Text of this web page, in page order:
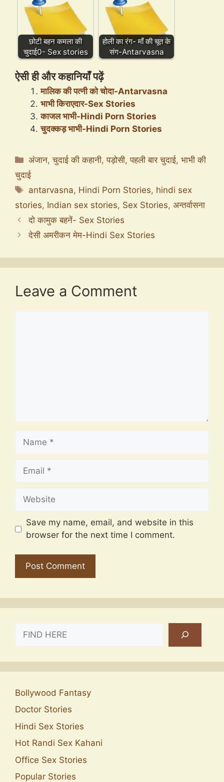
छोटी बहन कमला की
चुदाई0- Sex stories
होली का रंग- माँ की चूत के
संग-Antarvasna
ऐसी ही और कहानियाँ पढ़ें
मालिक की पत्नी को चोदा-Antarvasna
भाभी किराएदार-Sex Stories
काजल भाभी-Hindi Porn Stories
चुदक्कड़ भाभी-Hindi Porn Stories
Categories
अंजान,चुदाई की कहानी,पड़ोसी,पहली बार चुदाई,भाभी की
चुदाई
Tags
antarvasna, Hindi Porn Stories, hindi sex
stories, Indian sex stories, Sex Stories, अन्तर्वासना
दो कामुक बहनें- Sex Stories
देसी अमरीकन मेम-Hindi Sex Stories
Leave a Comment
Name
Email
Website
Save my name, email, and website in this
browser for the next time I comment.
Bollywood Fantasy
Doctor Stories
Hindi Sex Stories
Hot Randi Sex Kahani
Office Sex Stories
Popular Stories